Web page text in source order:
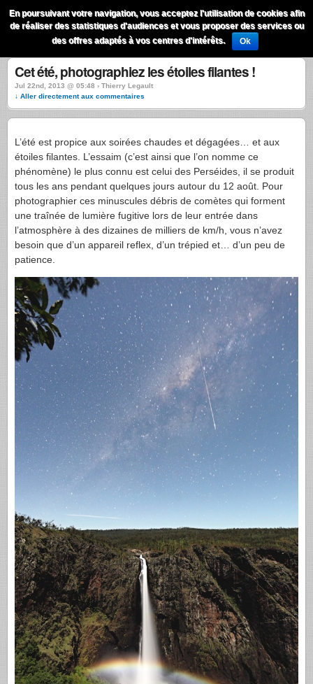
QuestionsPhoto Menu
Cet été, photographiez les étoiles filantes !
Jul 22nd, 2013 @ 05:48 › Thierry Legault
↓ Aller directement aux commentaires
L’été est propice aux soirées chaudes et dégagées… et aux
étoiles filantes. L’essaim (c’est ainsi que l’on nomme ce
phénomène) le plus connu est celui des Perséides, il se produit
tous les ans pendant quelques jours autour du 12 août. Pour
photographier ces minuscules débris de comètes qui forment
une traînée de lumière fugitive lors de leur entrée dans
l’atmosphère à des dizaines de milliers de km/h, vous n’avez
besoin que d’un appareil reflex, d’un trépied et… d’un peu de
patience.
En poursuivant votre navigation, vous acceptez l'utilisation de cookies afin
de réaliser des statistiques d'audiences et vous proposer des services ou
des offres adaptés à vos centres d'intérêts.
Ok